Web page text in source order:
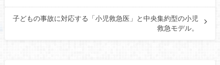
子どもの事故に対応する「小児救急医」と中央集約型の小児
救急モデル。